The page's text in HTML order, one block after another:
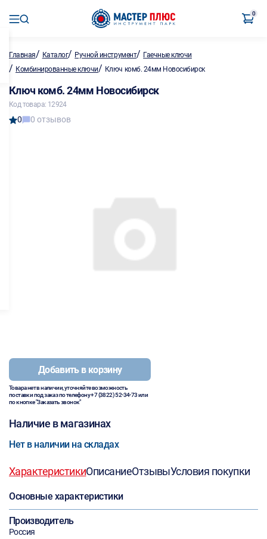
0
Главная/ Каталог/ Ручной инструмент/ Гаечные ключи
/ Комбинированные ключи/ Ключ комб. 24мм Новосибирск
Ключ комб. 24мм Новосибирск
Код товара: 12924
0 0 отзывов
Добавить в корзину
Товара нет в наличии, уточняйте возможность
поставки под заказ по телефону+7 (3822) 52-34-73или
по кнопке "Заказать звонок"
Наличие в магазинах
Нет в наличии на складах
ХарактеристикиОписаниеОтзывыУсловия покупки
Основные характеристики
Производитель
Россия